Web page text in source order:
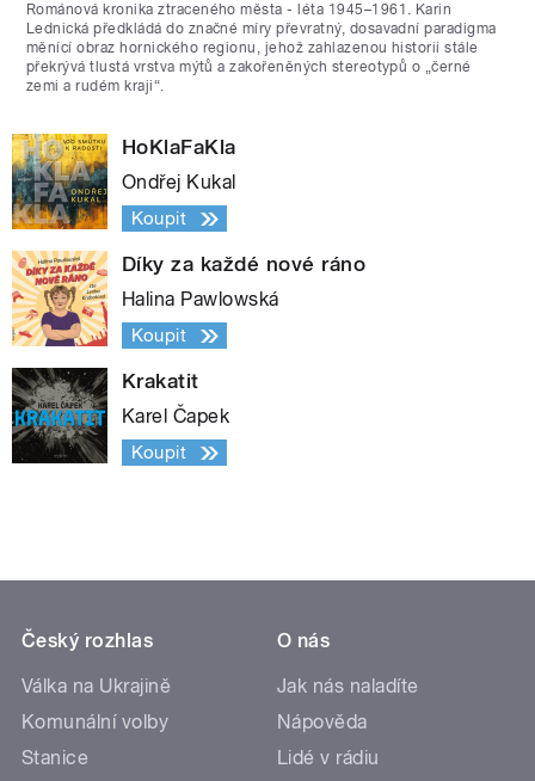
Románová kronika ztraceného města - léta 1945–1961. Karin
Lednická předkládá do značné míry převratný, dosavadní paradigma
měnící obraz hornického regionu, jehož zahlazenou historii stále
překrývá tlustá vrstva mýtů a zakořeněných stereotypů o „černé
zemi a rudém kraji“.
HoKlaFaKla
Ondřej Kukal
Koupit
Díky za každé nové ráno
Halina Pawlowská
Koupit
Krakatit
Karel Čapek
Koupit
Český rozhlas
Válka na Ukrajině
Komunální volby
Stanice
O nás
Jak nás naladíte
Nápověda
Lidé v rádiu